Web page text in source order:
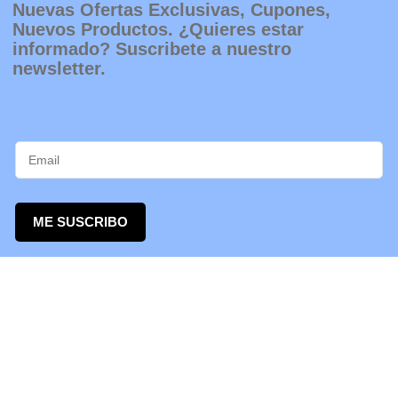
Nuevas Ofertas Exclusivas, Cupones,
Nuevos Productos. ¿Quieres estar
informado? Suscribete a nuestro
newsletter.
ME SUSCRIBO